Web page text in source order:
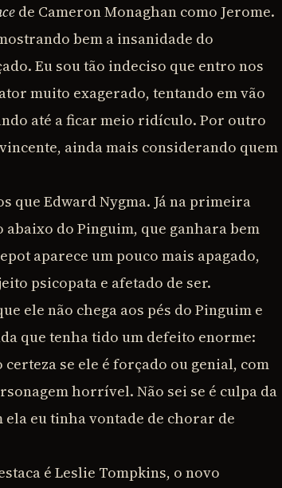
de Cameron Monaghan como Jerome.
bem a insanidade do
Eu sou tão indeciso que entro nos
muito exagerado, tentando em vão
até a ficar meio ridículo. Por outro
ainda mais considerando quem
que Edward Nygma. Já na primeira
do Pinguim, que ganhara bem
aparece um pouco mais apagado,
psicopata e afetado de ser.
ele não chega aos pés do Pinguim e
que tenha tido um defeito enorme:
se ele é forçado ou genial, com
horrível. Não sei se é culpa da
eu tinha vontade de chorar de
é Leslie Tompkins, o novo